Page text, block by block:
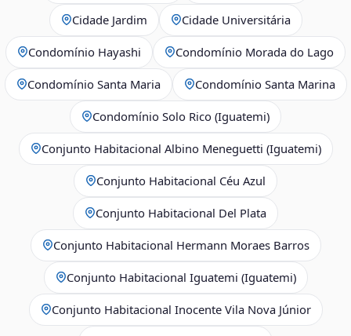
Cidade Jardim Cidade Universitária
Condomínio Hayashi Condomínio Morada do Lago
Condomínio Santa Maria Condomínio Santa Marina
Condomínio Solo Rico (Iguatemi)
Conjunto Habitacional Albino Meneguetti (Iguatemi)
Conjunto Habitacional Céu Azul
Conjunto Habitacional Del Plata
Conjunto Habitacional Hermann Moraes Barros
Conjunto Habitacional Iguatemi (Iguatemi)
Conjunto Habitacional Inocente Vila Nova Júnior